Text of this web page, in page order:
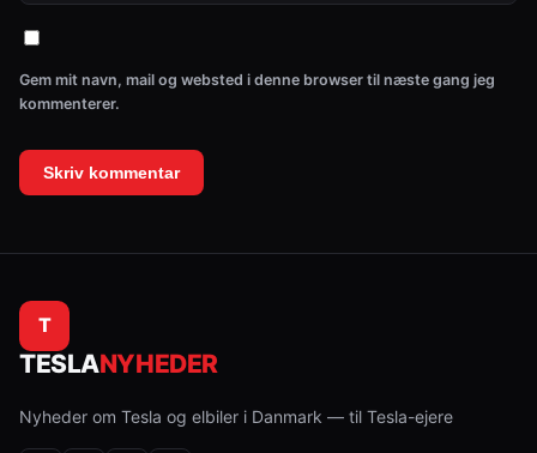
Gem mit navn, mail og websted i denne browser til næste gang jeg
kommenterer.
T
TESLANYHEDER
Nyheder om Tesla og elbiler i Danmark — til Tesla-ejere